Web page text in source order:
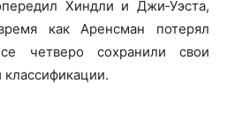
Хиндли и Джи‑Уэста,
как Аренсман потерял
четверо сохранили свои
классификации.